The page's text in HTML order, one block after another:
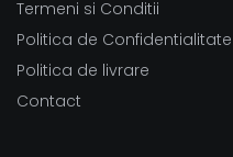
Termeni si Conditii
Politica de Confidentialitate
Politica de livrare
Contact